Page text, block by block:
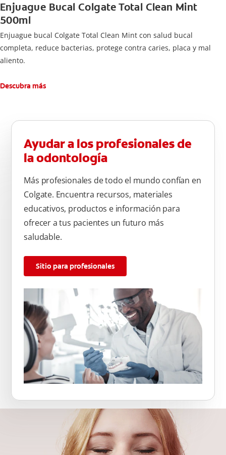
Enjuague Bucal Colgate Total Clean Mint
500ml
Enjuague bucal Colgate Total Clean Mint con salud bucal
completa, reduce bacterias, protege contra caries, placa y mal
aliento.
Descubra más
Ayudar a los profesionales de
la odontología
Más profesionales de todo el mundo confían en
Colgate. Encuentra recursos, materiales
educativos, productos e información para
ofrecer a tus pacientes un futuro más
saludable.
Sitio para profesionales